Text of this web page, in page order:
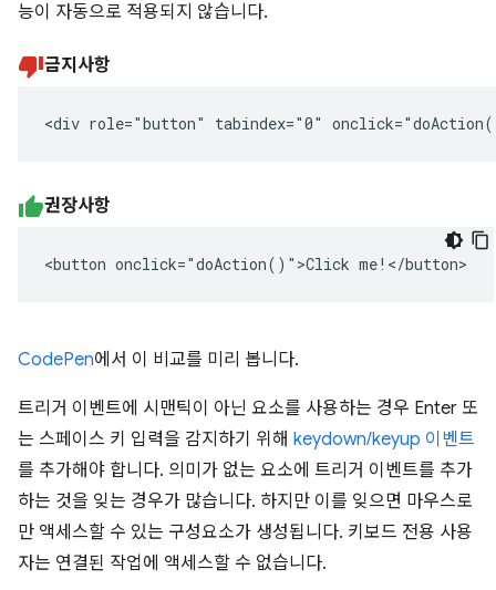
능이 자동으로 적용되지 않습니다.
금지사항
<div role="button" tabindex="0"
권장사항
<button onclick="doAction()">Click me!</button>
CodePen에서 이 비교를 미리 봅니다.
트리거 이벤트에 시맨틱이 아닌 요소를 사용하는 경우 Enter 또
는 스페이스 키 입력을 감지하기 위해 keydown/keyup 이벤트
를 추가해야 합니다. 의미가 없는 요소에 트리거 이벤트를 추가
하는 것을 잊는 경우가 많습니다. 하지만 이를 잊으면 마우스로
만 액세스할 수 있는 구성요소가 생성됩니다. 키보드 전용 사용
자는 연결된 작업에 액세스할 수 없습니다.